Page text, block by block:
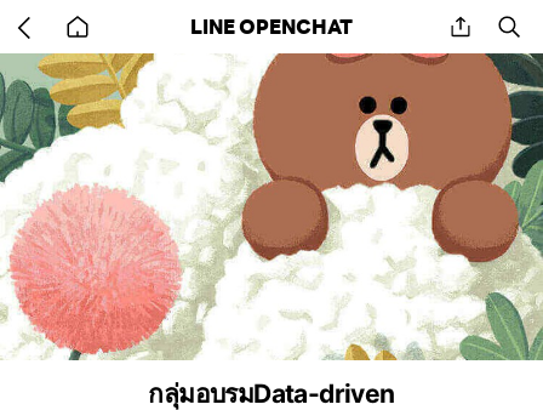
back
to
home
LINE OPENCHAT share
กลุ่มอบรมData-driven